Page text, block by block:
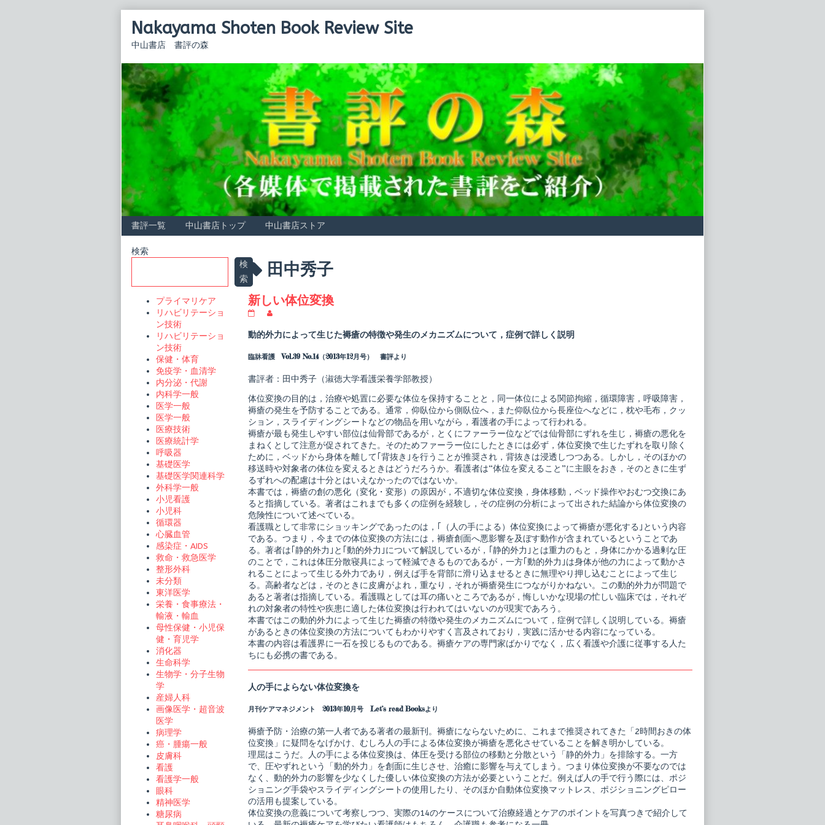
Nakayama Shoten Book Review Site
中山書店 書評の森
書評一覧 中山書店トップ 中山書店ストア
Posts
tagged
田中秀子
新しい体位変換
い
体
変
published
posts
by
author
新
い
体
位
変
換,
動的外力によって生じた褥瘡の特徴や発生のメカニズムについて，症例で詳しく説明
臨牀看護 Vol.39 No.14（2013年12月号） 書評より
書評者：田中秀子（淑徳大学看護栄養学部教授）
体位変換の目的は，治療や処置に必要な体位を保持することと，同一体位による関節拘縮，循環障害，呼吸障害，
褥瘡の発生を予防することである。通常，仰臥位から側臥位へ，また仰臥位から長座位へなどに，枕や毛布，クッ
ション，スライディングシートなどの物品を用いながら，看護者の手によって行われる。
褥瘡が最も発生しやすい部位は仙骨部であるが，とくにファーラー位などでは仙骨部にずれを生じ，褥瘡の悪化を
まねくとして注意が促されてきた。そのためファーラー位にしたときには必ず，体位変換で生じたずれを取り除く
ために，ベッドから身体を離して｢背抜き｣を行うことが推奨され，背抜きは浸透しつつある。しかし，そのほかの
移送時や対象者の体位を変えるときはどうだろうか。看護者は“体位を変えること”に主眼をおき，そのときに生ず
るずれへの配慮は十分とはいえなかったのではないか。
本書では，褥瘡の創の悪化（変化・変形）の原因が，不適切な体位変換，身体移動，ベッド操作やおむつ交換にあ
ると指摘している。著者はこれまでも多くの症例を経験し，その症例の分析によって出された結論から体位変換の
危険性について述べている。
看護職として非常にショッキングであったのは，｢（人の手による）体位変換によって褥瘡が悪化する｣という内容
である。つまり，今までの体位変換の方法には，褥瘡創面へ悪影響を及ぼす動作が含まれているということであ
る。著者は｢静的外力｣と｢動的外力｣について解説しているが，｢静的外力｣とは重力のもと，身体にかかる過剰な圧
のことで，これは体圧分散寝具によって軽減できるものであるが，一方｢動的外力｣は身体が他の力によって動かさ
れることによって生じる外力であり，例えば手を背部に滑り込ませるときに無理やり押し込むことによって生じ
る。高齢者などは，そのときに皮膚がよれ，重なり，それが褥瘡発生につながりかねない。この動的外力が問題で
あると著者は指摘している。看護職としては耳の痛いところであるが，悔しいかな現場の忙しい臨床では，それぞ
れの対象者の特性や疾患に適した体位変換は行われてはいないのが現実であろう。
本書ではこの動的外力によって生じた褥瘡の特徴や発生のメカニズムについて，症例で詳しく説明している。褥瘡
があるときの体位変換の方法についてもわかりやすく言及されており，実践に活かせる内容になっている。
本書の内容は看護界に一石を投じるものである。褥瘡ケアの専門家ばかりでなく，広く看護や介護に従事する人た
ちにも必携の書である。
人の手によらない体位変換を
月刊ケアマネジメント 2013年10月号 Let’s read Booksより
褥瘡予防・治療の第一人者である著者の最新刊。褥瘡にならないために、これまで推奨されてきた「2時間おきの体
位変換」に疑問をなげかけ、むしろ人の手による体位変換が褥瘡を悪化させていることを解き明かしている。
理屈はこうだ。人の手による体位変換は、体圧を受ける部位の移動と分散という「静的外力」を排除する。一方
で、圧やずれという「動的外力」を創面に生じさせ、治癒に影響を与えてしまう。つまり体位変換が不要なのでは
なく、動的外力の影響を少なくした優しい体位変換の方法が必要ということだ。例えば人の手で行う際には、ポジ
ショニング手袋やスライディングシートの使用したり、そのほか自動体位変換マットレス、ポジショニングピロー
の活用も提案している。
体位変換の意義について考察しつつ、実際の14のケースについて治療経過とケアのポイントを写真つきで紹介して
Primary
検索
検
索
プライマリケア
リハビリテーショ
ン技術
リハビリテーショ
ン技術
保健・体育
免疫学・血清学
内分泌・代謝
内科学一般
医学一般
医学一般
医療技術
医療統計学
呼吸器
基礎医学
基礎医学関連科学
外科学一般
小児看護
小児科
循環器
心臓血管
感染症・AIDS
救命・救急医学
整形外科
未分類
東洋医学
栄養・食事療法・
輸液・輸血
母性保健・小児保
健・育児学
消化器
生命科学
生物学・分子生物
学
産婦人科
画像医学・超音波
医学
病理学
癌・腫瘍一般
皮膚科
看護
看護学一般
眼科
精神医学
糖尿病